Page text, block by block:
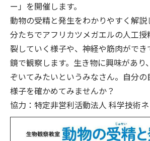
ー」を開催します。
動物の受精と発生をわかりやすく解説
分たちでアフリカツメガエルの人工
裂していく様子や、神経や筋肉がで
鏡で観察します。生き物に興味があり
ぞいてみたいというみなさん。自分
様子を確かめてみませんか？
協力：特定非営利活動法人 科学技術